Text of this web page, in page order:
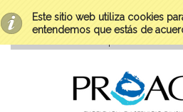
Este sitio web utiliza cookies
entendemos que estás de